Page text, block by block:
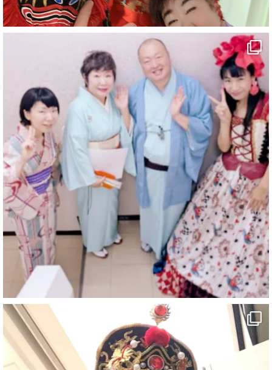
#変面ショー
#イベント
#宴会
1 10
マジシャン派遣 パッションプリンセス【公式】
@comedy_illusion 7 8月
お疲れ様です
YouTubeを更新しました
https://youtu.be/9sHKhUQBmUE
@YouTube
#企業公式がお疲れ様を言い合う
#チャンネル登録おねがいします
#愛媛県
#新居浜市
#マイントピア別子
#泉寿亭
#有形文化財
#四国
#愛媛観光
#旅行
#旅行動画
#一人旅
#観光スポット